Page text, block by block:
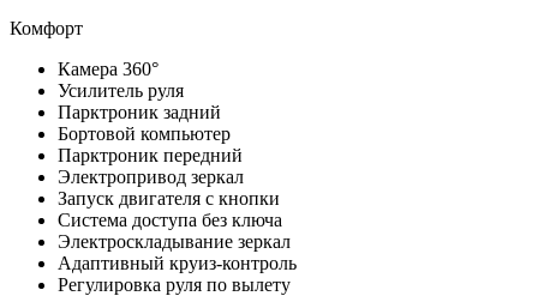
Комфорт
Камера 360°
Усилитель руля
Парктроник задний
Бортовой компьютер
Парктроник передний
Электропривод зеркал
Запуск двигателя с кнопки
Система доступа без ключа
Электроскладывание зеркал
Адаптивный круиз-контроль
Регулировка руля по вылету